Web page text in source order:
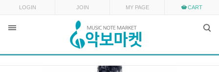
LOGIN JOIN MY PAGE CART